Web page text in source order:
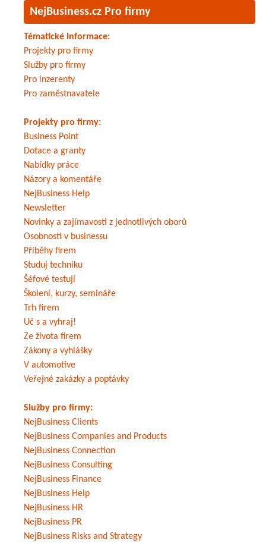
NejBusiness.cz Pro firmy
Tématické informace:
Projekty pro firmy
Služby pro firmy
Pro inzerenty
Pro zaměstnavatele
Projekty pro firmy:
Business Point
Dotace a granty
Nabídky práce
Názory a komentáře
NejBusiness Help
Newsletter
Novinky a zajímavosti z jednotlivých oborů
Osobnosti v businessu
Příběhy firem
Studuj techniku
Šéfové testují
Školení, kurzy, semináře
Trh firem
Uč s a vyhraj!
Ze života firem
Zákony a vyhlášky
V automotive
Veřejné zakázky a poptávky
Služby pro firmy:
NejBusiness Clients
NejBusiness Companies and Products
NejBusiness Connection
NejBusiness Consulting
NejBusiness Finance
NejBusiness Help
NejBusiness HR
NejBusiness PR
NejBusiness Risks and Strategy